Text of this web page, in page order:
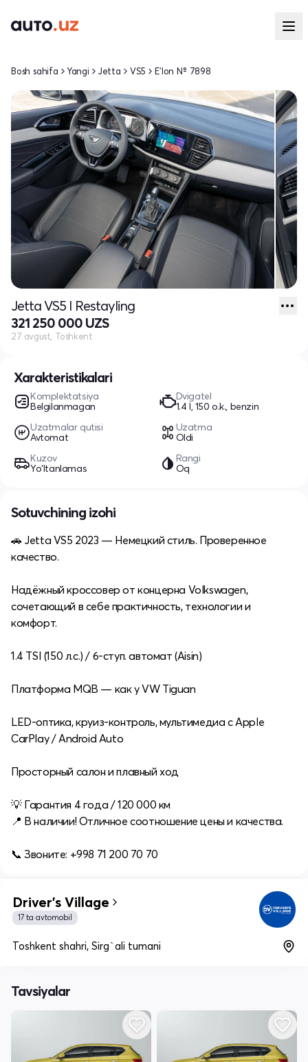
Xarakteristikalari
Komplektatsiya
Belgilanmagan
Dvigatel
1.4 l, 150 o.k., benzin
Uzatmalar qutisi
Avtomat
Uzatma
Oldi
Kuzov
Yo‘ltanlamas
Rangi
Oq
Bosh sahifa Yangi Jetta VS5 E'lon № 7898
Jetta VS5 I Restayling
321 250 000 UZS
27 avgust, Toshkent
Sotuvchining izohi
🚗 Jetta VS5 2023 — Немецкий стиль. Проверенное
качество.
Надёжный кроссовер от концерна Volkswagen,
сочетающий в себе практичность, технологии и
комфорт.
1.4 TSI (150 л.с.) / 6-ступ. автомат (Aisin)
Платформа MQB — как у VW Tiguan
LED-оптика, круиз-контроль, мультимедиа с Apple
CarPlay / Android Auto
Просторный салон и плавный ход
💡 Гарантия 4 года / 120 000 км
📍 В наличии! Отличное соотношение цены и качества.
📞 Звоните: +998 71 200 70 70
Driver's Village
17 ta avtomobil
Toshkent shahri, Sirg`ali tumani
Tavsiyalar